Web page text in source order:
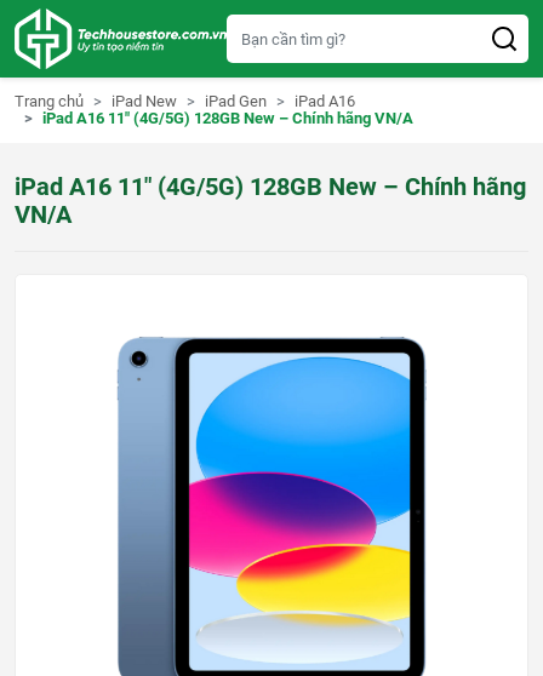
Trang chủ iPad New iPad Gen
iPad A16
iPad A16 11″ (4G/5G) 128GB New – Chính hãng VN/A
iPad A16 11″ (4G/5G) 128GB New – Chính hãng
VN/A